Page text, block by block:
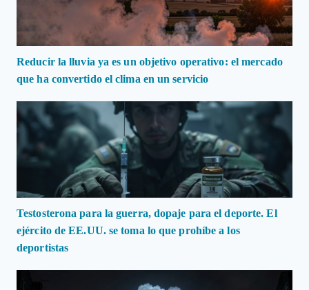
Reducir la lluvia ya es un objetivo operativo: el mercado
que ha convertido el clima en un servicio
Testosterona para la guerra, dopaje para el deporte. El
ejército de EE.UU. se toma lo que prohíbe a los
deportistas